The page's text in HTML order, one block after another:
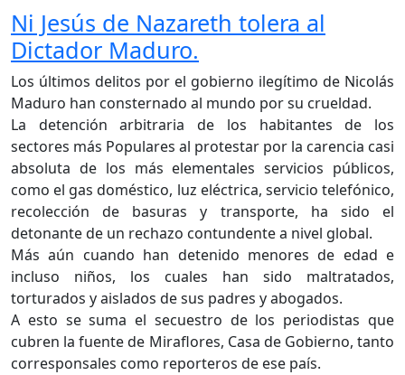
Ni Jesús de Nazareth tolera al
Dictador Maduro.
Los últimos delitos por el gobierno ilegítimo de Nicolás
Maduro han consternado al mundo por su crueldad.
La detención arbitraria de los habitantes de los
sectores más Populares al protestar por la carencia casi
absoluta de los más elementales servicios públicos,
como el gas doméstico, luz eléctrica, servicio telefónico,
recolección de basuras y transporte, ha sido el
detonante de un rechazo contundente a nivel global.
Más aún cuando han detenido menores de edad e
incluso niños, los cuales han sido maltratados,
torturados y aislados de sus padres y abogados.
A esto se suma el secuestro de los periodistas que
cubren la fuente de Miraflores, Casa de Gobierno, tanto
corresponsales como reporteros de ese país.